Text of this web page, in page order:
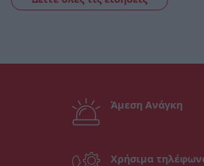
Άμεση Ανάγκη
Χρήσιμα